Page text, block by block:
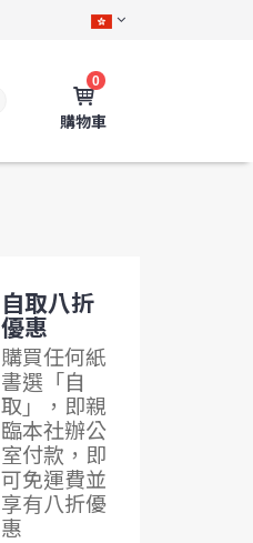
0
購物車
自取八折
優惠
購買任何紙
書選「自
取」，即親
臨本社辦公
室付款，即
可免運費並
享有八折優
惠